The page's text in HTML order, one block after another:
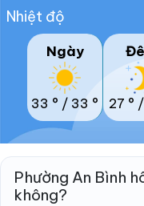
Nhiệt độ
Ngày
33 ° / 33 ° 27 ° /
Phường An Bình
không?